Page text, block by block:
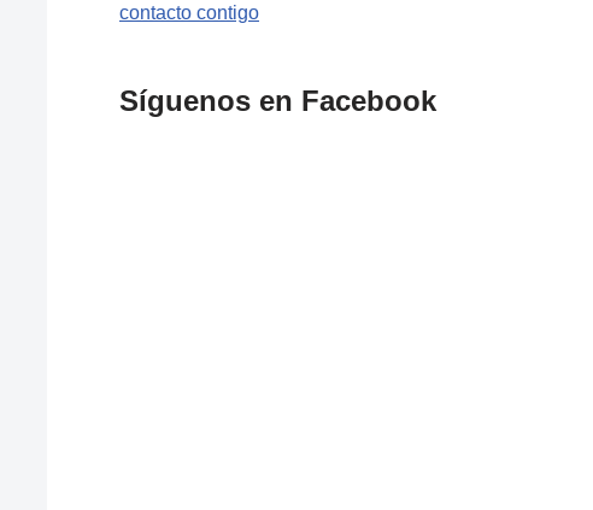
contacto contigo
Síguenos en Facebook